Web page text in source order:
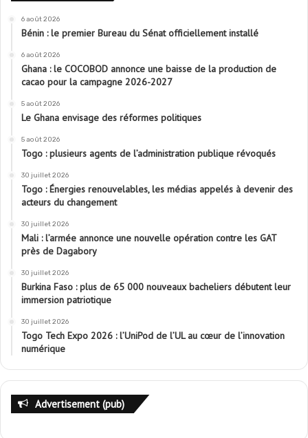
6 août 2026
Bénin : le premier Bureau du Sénat officiellement installé
6 août 2026
Ghana : le COCOBOD annonce une baisse de la production de
cacao pour la campagne 2026-2027
5 août 2026
Le Ghana envisage des réformes politiques
5 août 2026
Togo : plusieurs agents de l’administration publique révoqués
30 juillet 2026
Togo : Énergies renouvelables, les médias appelés à devenir des
acteurs du changement
30 juillet 2026
Mali : l’armée annonce une nouvelle opération contre les GAT
près de Dagabory
30 juillet 2026
Burkina Faso : plus de 65 000 nouveaux bacheliers débutent leur
immersion patriotique
30 juillet 2026
Togo Tech Expo 2026 : l’UniPod de l’UL au cœur de l’innovation
numérique
Advertisement (pub)